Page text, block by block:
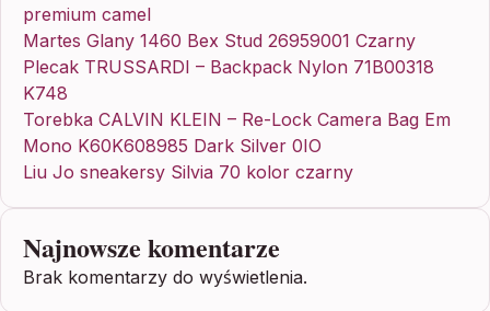
premium camel
Martes Glany 1460 Bex Stud 26959001 Czarny
Plecak TRUSSARDI – Backpack Nylon 71B00318
K748
Torebka CALVIN KLEIN – Re-Lock Camera Bag Em
Mono K60K608985 Dark Silver 0IO
Liu Jo sneakersy Silvia 70 kolor czarny
Najnowsze komentarze
Brak komentarzy do wyświetlenia.